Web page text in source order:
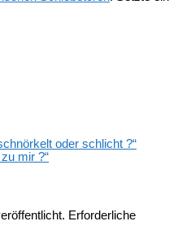
oder schlicht ?“
mir ?“
Erforderliche